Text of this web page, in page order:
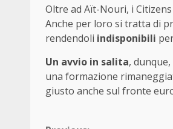
Oltre ad Aït-Nouri, i
Anche per loro si tratta di
rendendoli indisponibili
Un avvio in salita,
una formazione
giusto anche sul fronte